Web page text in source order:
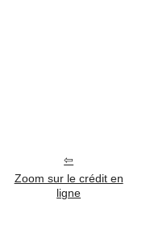
Zoom sur le crédit en
ligne